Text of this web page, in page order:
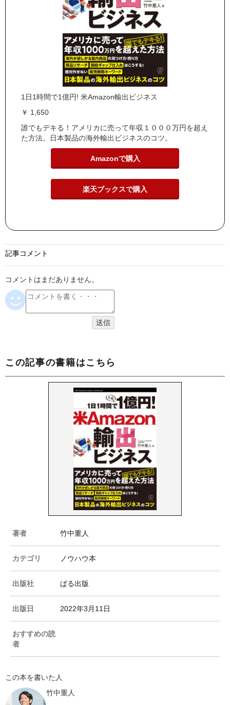
1日1時間で1億円! 米Amazon輸出ビジネス
￥ 1,650
誰でもデキる！アメリカに売って年収１０００万円を超え
た方法。日本製品の海外輸出ビジネスのコツ。
Amazonで購入
楽天ブックスで購入
記事コメント
コメントはまだありません。
この記事の書籍はこちら
著者 竹中重人
カテゴリ ノウハウ本
出版社 ぱる出版
出版日 2022年3月11日
おすすめの読
者
この本を書いた人
竹中重人